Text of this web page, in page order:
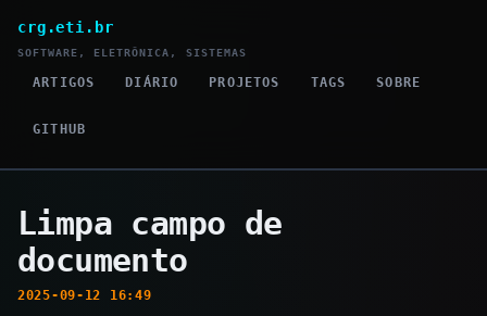
crg.eti.br
SOFTWARE, ELETRÔNICA, SISTEMAS
ARTIGOS DIÁRIO PROJETOS TAGS SOBRE
GITHUB
Limpa campo de
documento
2025-09-12 16:49